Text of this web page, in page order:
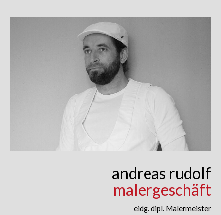
andreas rudolf
malergeschäft
eidg. dipl. Malermeister